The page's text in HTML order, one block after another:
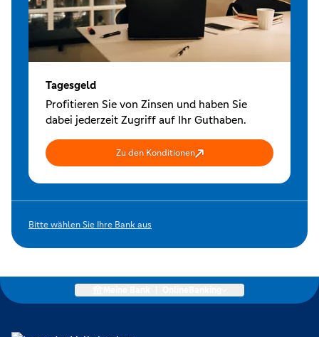
Tagesgeld
Profitieren Sie von Zinsen und haben Sie
dabei jederzeit Zugriff auf Ihr Guthaben.
Zu den Konditionen
Bitte wählen Sie Ihre Bank aus